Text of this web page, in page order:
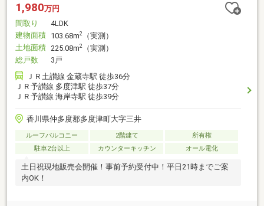
1,980万円
間取り
4LDK
建物面積 103.68m2
（実測）
土地面積 225.08m2
（実測）
総戸数
3戸
ＪＲ土讃線 金蔵寺駅 徒歩36分
ＪＲ予讃線 多度津駅 徒歩37分
ＪＲ予讃線 海岸寺駅 徒歩39分
香川県仲多度郡多度津町大字三井
ルーフバルコニー 2階建て
所有権
駐車2台以上
カウンターキッチン オール電化
土日祝現地販売会開催！事前予約受付中！平日21時までご案
内OK！